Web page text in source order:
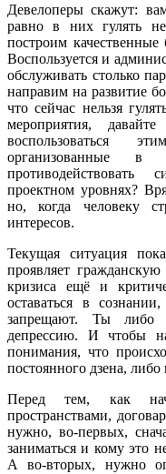
Девелоперы скажут:
равно в них гулять
построим
Воспользуется и
обслуживать столько
направим на развитие
что сейчас нельзя
мероприятия,
воспользоваться
организованные
проектном уровнях?
но, когда человеку
интересов.
Текущая ситуация
проявляет
кризиса ещё и
оставаться в
запрещают. Ты либо
депрессию. И чтобы
понимания, что
постоянного дзена,
Перед тем, как
пространствами,
нужно, во-первых,
заниматься и кому это
А во-вторых, нужно